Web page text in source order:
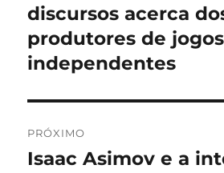
discursos acerca
produtores de jogos
independentes
PRÓXIMO
Próximo
Isaac Asimov e a